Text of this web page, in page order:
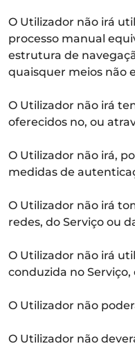
O Utilizador não irá
processo manual
estrutura de
quaisquer meios não
O Utilizador não irá
oferecidos no, ou
O Utilizador não irá,
medidas de
O Utilizador não irá
redes, do Serviço ou
O Utilizador não irá
conduzida no Serviço,
O Utilizador não
O Utilizador não